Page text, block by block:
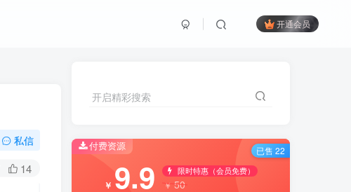
开通会员
私信
14
开启精彩搜索
付费资源
￥ 9.9 限时特惠（会员免费）
￥ 50
已售 22